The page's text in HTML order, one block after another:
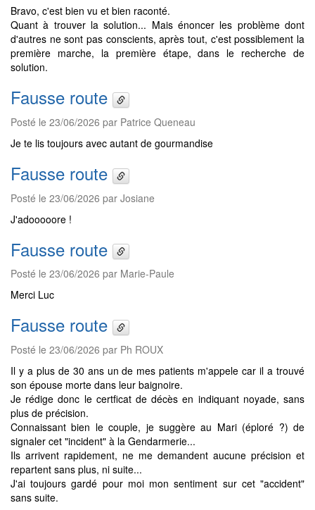
Bravo, c'est bien vu et bien raconté.
Quant à trouver la solution... Mais énoncer les problème dont
d'autres ne sont pas conscients, après tout, c'est possiblement la
première marche, la première étape, dans le recherche de
solution.
Fausse route
Posté le 23/06/2026 par Patrice Queneau
Je te lis toujours avec autant de gourmandise
Fausse route
Posté le 23/06/2026 par Josiane
J'adooooore !
Fausse route
Posté le 23/06/2026 par Marie-Paule
Merci Luc
Fausse route
Posté le 23/06/2026 par Ph ROUX
Il y a plus de 30 ans un de mes patients m'appele car il a trouvé
son épouse morte dans leur baignoire.
Je rédige donc le certficat de décès en indiquant noyade, sans
plus de précision.
Connaissant bien le couple, je suggère au Mari (éploré ?) de
signaler cet "incident" à la Gendarmerie...
Ils arrivent rapidement, ne me demandent aucune précision et
repartent sans plus, ni suite...
J'ai toujours gardé pour moi mon sentiment sur cet "accident"
sans suite.